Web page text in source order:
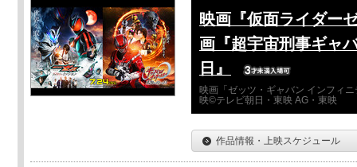
映画『仮面ライダー
画『超宇宙刑事ギャ
日』
映画「ゼッツ・ギャバン インフィ
映©テレビ朝日・東映 AG・東映
作品情報・上映スケジュール